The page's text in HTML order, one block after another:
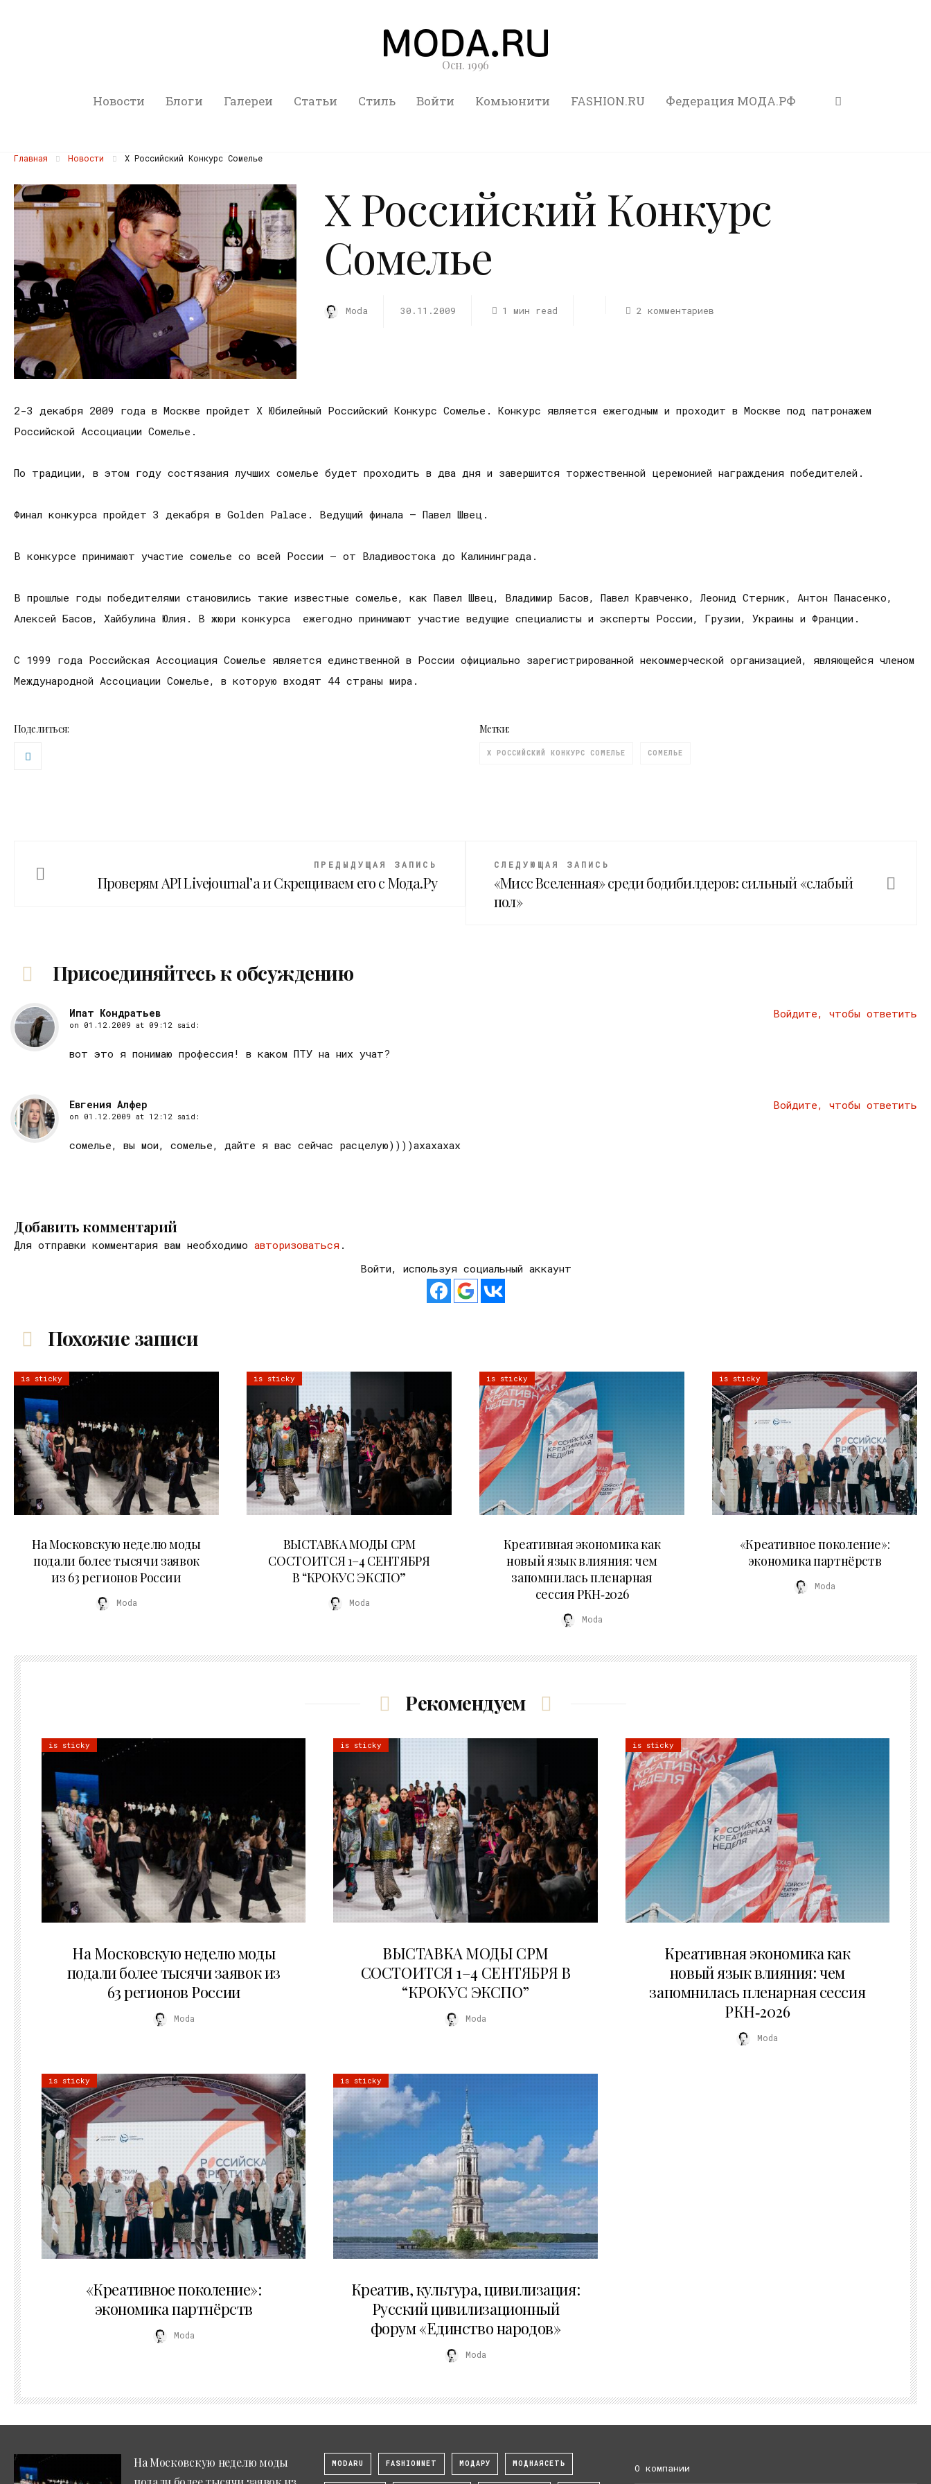
Осн. 1996
Новости Блоги Галереи Статьи Стиль Войти Комьюнити FASHION.RU Федерация МОДА.РФ
Главная Новости X Российский Конкурс Сомелье
X Российский Конкурс
Сомелье
Moda 30.11.2009 1 мин read 2 комментариев
2-3 декабря 2009 года в Москве пройдет X Юбилейный Российский Конкурс Сомелье. Конкурс является ежегодным и проходит в Москве под патронажем
Российской Ассоциации Сомелье.
По традиции, в этом году состязания лучших сомелье будет проходить в два дня и завершится торжественной церемонией награждения победителей.
Финал конкурса пройдет 3 декабря в Golden Palace. Ведущий финала – Павел Швец.
В конкурсе принимают участие сомелье со всей России – от Владивостока до Калининграда.
В прошлые годы победителями становились такие известные сомелье, как Павел Швец, Владимир Басов, Павел Кравченко, Леонид Стерник, Антон Панасенко,
Алексей Басов, Хайбулина Юлия. В жюри конкурса ежегодно принимают участие ведущие специалисты и эксперты России, Грузии, Украины и Франции.
С 1999 года Российская Ассоциация Сомелье является единственной в России официально зарегистрированной некоммерческой организацией, являющейся членом
Международной Ассоциации Сомелье, в которую входят 44 страны мира.
Поделиться: Метки:
X РОССИЙСКИЙ КОНКУРС СОМЕЛЬЕ СОМЕЛЬЕ
ПРЕДЫДУЩАЯ ЗАПИСЬ
Проверям API Livejournal’а и Скрещиваем его с Мода.Ру
СЛЕДУЮЩАЯ ЗАПИСЬ
«Мисс Вселенная» среди бодибилдеров: сильный «слабый
пол»
Присоединяйтесь к обсуждению
Ипат Кондратьев
on 01.12.2009 at 09:12 said:
вот это я понимаю профессия! в каком ПТУ на них учат?
Войдите, чтобы ответить
Евгения Алфер
on 01.12.2009 at 12:12 said:
сомелье, вы мои, сомелье, дайте я вас сейчас расцелую))))ахахахах
Войдите, чтобы ответить
Добавить комментарий
Для отправки комментария вам необходимо авторизоваться .
Войти, используя социальный аккаунт
Похожие записи
is sticky
На Московскую неделю моды
подали более тысячи заявок
из 63 регионов России
Moda
is sticky
ВЫСТАВКА МОДЫ CPM
СОСТОИТСЯ 1–4 СЕНТЯБРЯ
В “КРОКУС ЭКСПО”
Moda
is sticky
Креативная экономика как
новый язык влияния: чем
запомнилась пленарная
сессия РКН‑2026
Moda
is sticky
«Креативное поколение»:
экономика партнёрств
Moda
Рекомендуем
is sticky
На Московскую неделю моды
подали более тысячи заявок из
63 регионов России
Moda
is sticky
ВЫСТАВКА МОДЫ CPM
СОСТОИТСЯ 1–4 СЕНТЯБРЯ В
“КРОКУС ЭКСПО”
Moda
is sticky
Креативная экономика как
новый язык влияния: чем
запомнилась пленарная сессия
РКН‑2026
Moda
is sticky
«Креативное поколение»:
экономика партнёрств
Moda
is sticky
Креатив, культура, цивилизация:
Русский цивилизационный
форум «Единство народов»
Moda
На Московскую неделю моды
MODARU FASHIONNET МОДАРУ МОДНАЯСЕТЬ О компании